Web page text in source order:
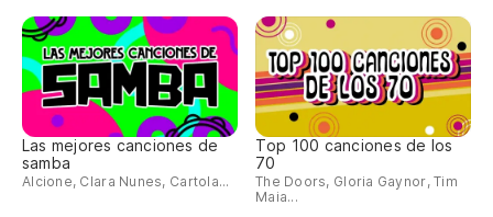
Las mejores canciones de
samba
Alcione, Clara Nunes, Cartola...
Top 100 canciones de los
70
The Doors, Gloria Gaynor, Tim
Maia...